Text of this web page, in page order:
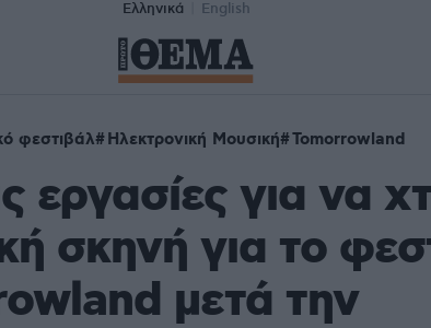
Ελληνικά English
φεστιβάλ Ηλεκτρονική Μουσική Tomorrowland
εργασίες για να
σκηνή για το
μετά την